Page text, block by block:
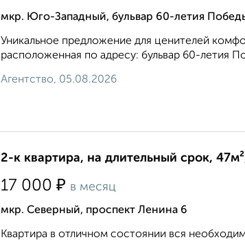
мкр. Юго-Западный, бульвар 60-летия
Уникальное предложение для ценителей
расположенная по адресу: бульвар 60-летия
Агентство, 05.08.2026
2-к квартира, на длительный срок,
17 000 ₽ в месяц
мкр. Северный, проспект Ленина 6
Квартира в отличном состоянии вся